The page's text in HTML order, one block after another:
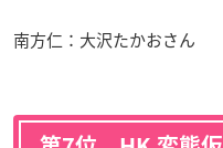
南方仁：大沢たかおさん